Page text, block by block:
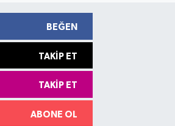
BEĞEN
TAKIP ET
TAKIP ET
ABONE OL